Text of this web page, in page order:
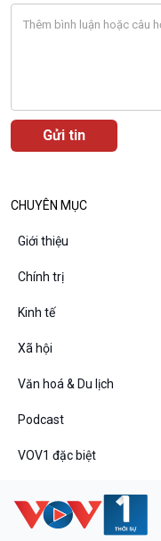
Văn hoá & Du lịch
Tin Văn hoá & Du lịch
Podcast
VOV1 đặc biệt
CHUYÊN MỤC
Giới thiệu
Chính trị
Kinh tế
Xã hội
Văn hoá & Du lịch
Podcast
VOV1 đặc biệt